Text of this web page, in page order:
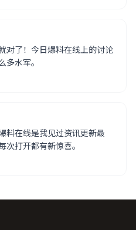
对了！今日爆料在线上的讨论
多水军。
料在线是我见过资讯更新最
次打开都有新惊喜。